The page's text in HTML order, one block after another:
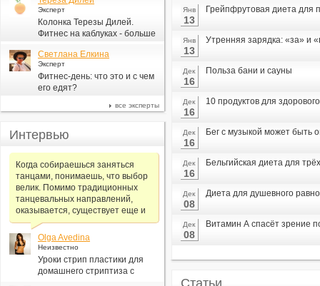
Янв
13
Грейпфрутовая диета для
Янв
13
Утренняя зарядка: «за» и
Дек
16
Польза бани и сауны
Дек
16
10 продуктов для
Дек
16
Бег с музыкой может быть
Дек
16
Бельгийская диета для
Дек
08
Диета для душевного
Дек
08
Витамин А спасёт зрение
Статьи
Эксперт
Колонка Терезы Дилей.
Фитнес на каблуках - больше
Светлана Елкина
Эксперт
Фитнес-день: что это и с чем
его едят?
все эксперты
Интервью
Когда собираешься заняться
танцами, понимаешь, что выбор
велик. Помимо традиционных
танцевальных направлений,
оказывается, существует еще и
Olga Avedina
Неизвестно
Уроки стрип пластики для
домашнего стриптиза с